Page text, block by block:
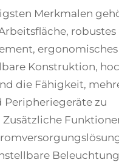
Merkmalen
robustes
ergonomisches
Konstruktion,
die Fähigkeit,
Peripheriegeräte zu